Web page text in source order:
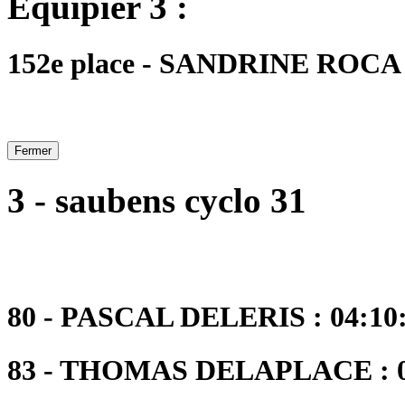
152e place - SANDRINE
Fermer
3 - saubens cyclo 31
80 - PASCAL DELERIS :
83 - THOMAS DELAPLACE :